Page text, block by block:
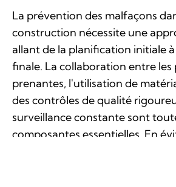
La prévention des malfaçons
construction nécessite une
allant de la planification initiale
finale. La collaboration entre les
prenantes, l'utilisation de
des contrôles de qualité
surveillance constante sont
composantes essentielles. En